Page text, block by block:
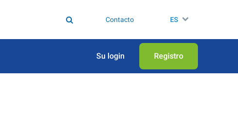
Contacto ES
Su login Registro